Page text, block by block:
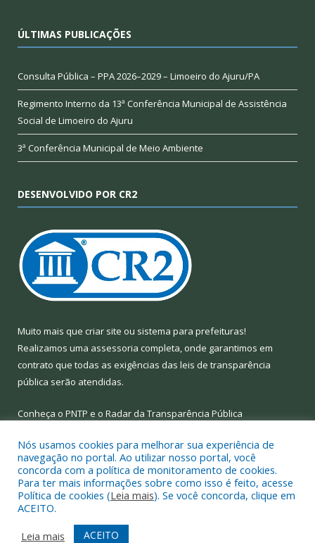
ÚLTIMAS PUBLICAÇÕES
Consulta Pública – PPA 2026–2029 – Limoeiro do Ajuru/PA
Regimento Interno da 13ª Conferência Municipal de Assistência
Social de Limoeiro do Ajuru
3ª Conferência Municipal de Meio Ambiente
DESENVOLVIDO POR CR2
Muito mais que criar site ou sistema para prefeituras!
Realizamos uma assessoria completa, onde garantimos em
contrato que todas as exigências das leis de transparência
pública serão atendidas.
Conheça o PNTP e o Radar da Transparência Pública
Todos os direitos reservados a Prefeitura Municipal de Limoeiro
do Ajuru.
Mapa do Site
Acessar Área Administrativa
Nós usamos cookies para melhorar sua experiência de
navegação no portal. Ao utilizar nosso portal, você
concorda com a política de monitoramento de cookies.
Para ter mais informações sobre como isso é feito, acesse
Política de cookies (Leia mais). Se você concorda, clique em
ACEITO.
Leia mais
ACEITO